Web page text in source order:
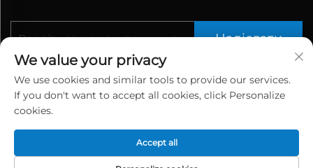
Надіслати
Усі права захищено © 2025 China Yuyao Bathbon
We value your privacy
We use cookies and similar tools to provide our services.
If you don't want to accept all cookies, click Personalize
cookies.
Accept all